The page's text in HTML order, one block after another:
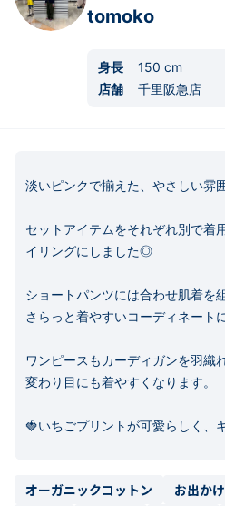
tomoko
身長 150 cm
店舗
千里阪急店
淡いピンクで揃えた、やさしい雰
セットアイテムをそれぞれ別で着
イリングにしました◎
ショートパンツには合わせ肌着を
さらっと着やすいコーディネートに
ワンピースもカーディガンを羽織
変わり目にも着やすくなります。
🍓いちごプリントが可愛らしく、
オーガニックコットン お出か